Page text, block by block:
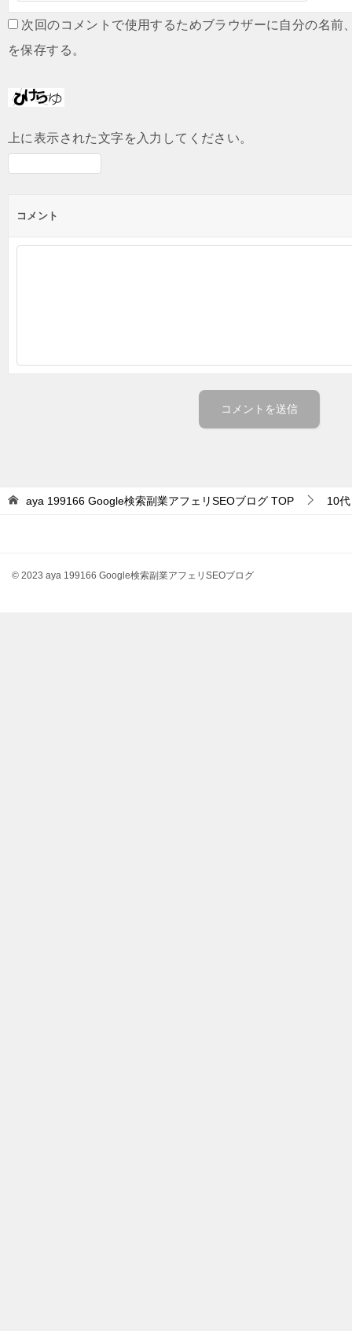
次回のコメントで使用するためブラウザーに自分の名前
を保存する。
上に表示された文字を入力してください。
コメント
aya 199166 Google検索副業アフェリSEOブログ TOP 10代
© 2023 aya 199166 Google検索副業アフェリSEOブログ